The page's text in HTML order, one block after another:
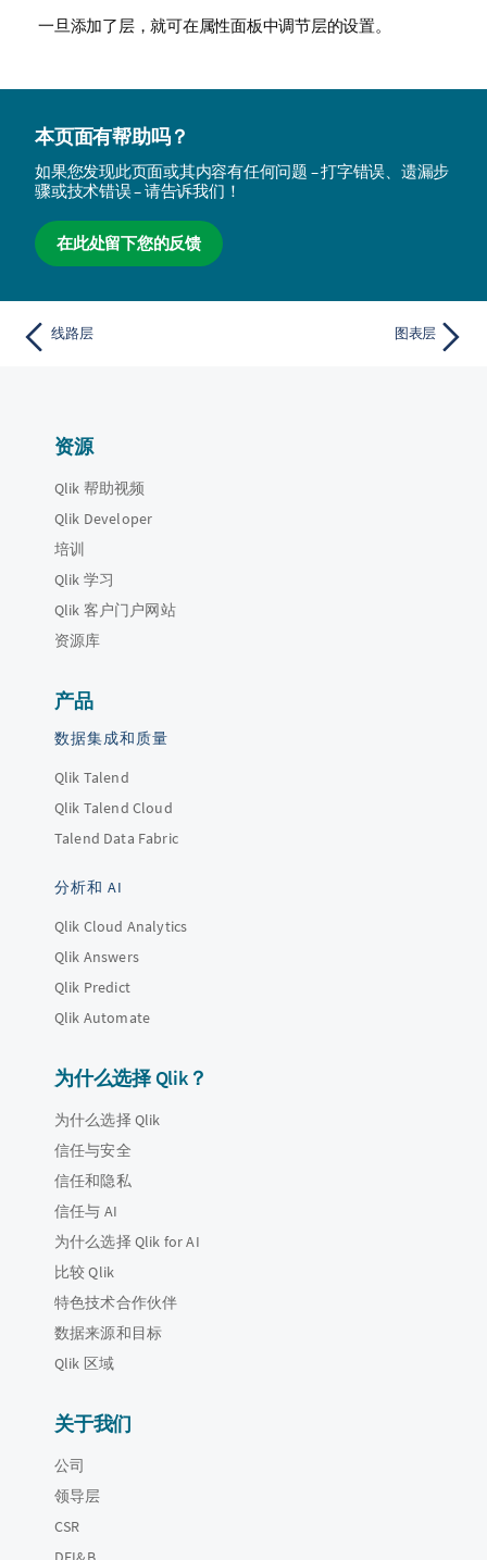
一旦添加了层，就可在属性面板中调节层的设置。
本页面有帮助吗？
如果您发现此页面或其内容有任何问题 – 打字错误、遗漏步
骤或技术错误 – 请告诉我们！
在此处留下您的反馈
线路层 图表层
资源
Qlik 帮助视频
Qlik Developer
培训
Qlik 学习
Qlik 客户门户网站
资源库
产品
数据集成和质量
Qlik Talend
Qlik Talend Cloud
Talend Data Fabric
分析和 AI
Qlik Cloud Analytics
Qlik Answers
Qlik Predict
Qlik Automate
为什么选择 Qlik？
为什么选择 Qlik
信任与安全
信任和隐私
信任与 AI
为什么选择 Qlik for AI
比较 Qlik
特色技术合作伙伴
数据来源和目标
Qlik 区域
关于我们
公司
领导层
CSR